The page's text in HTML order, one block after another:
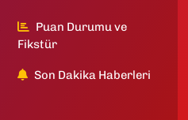
Puan Durumu ve
Fikstür
Son Dakika Haberleri